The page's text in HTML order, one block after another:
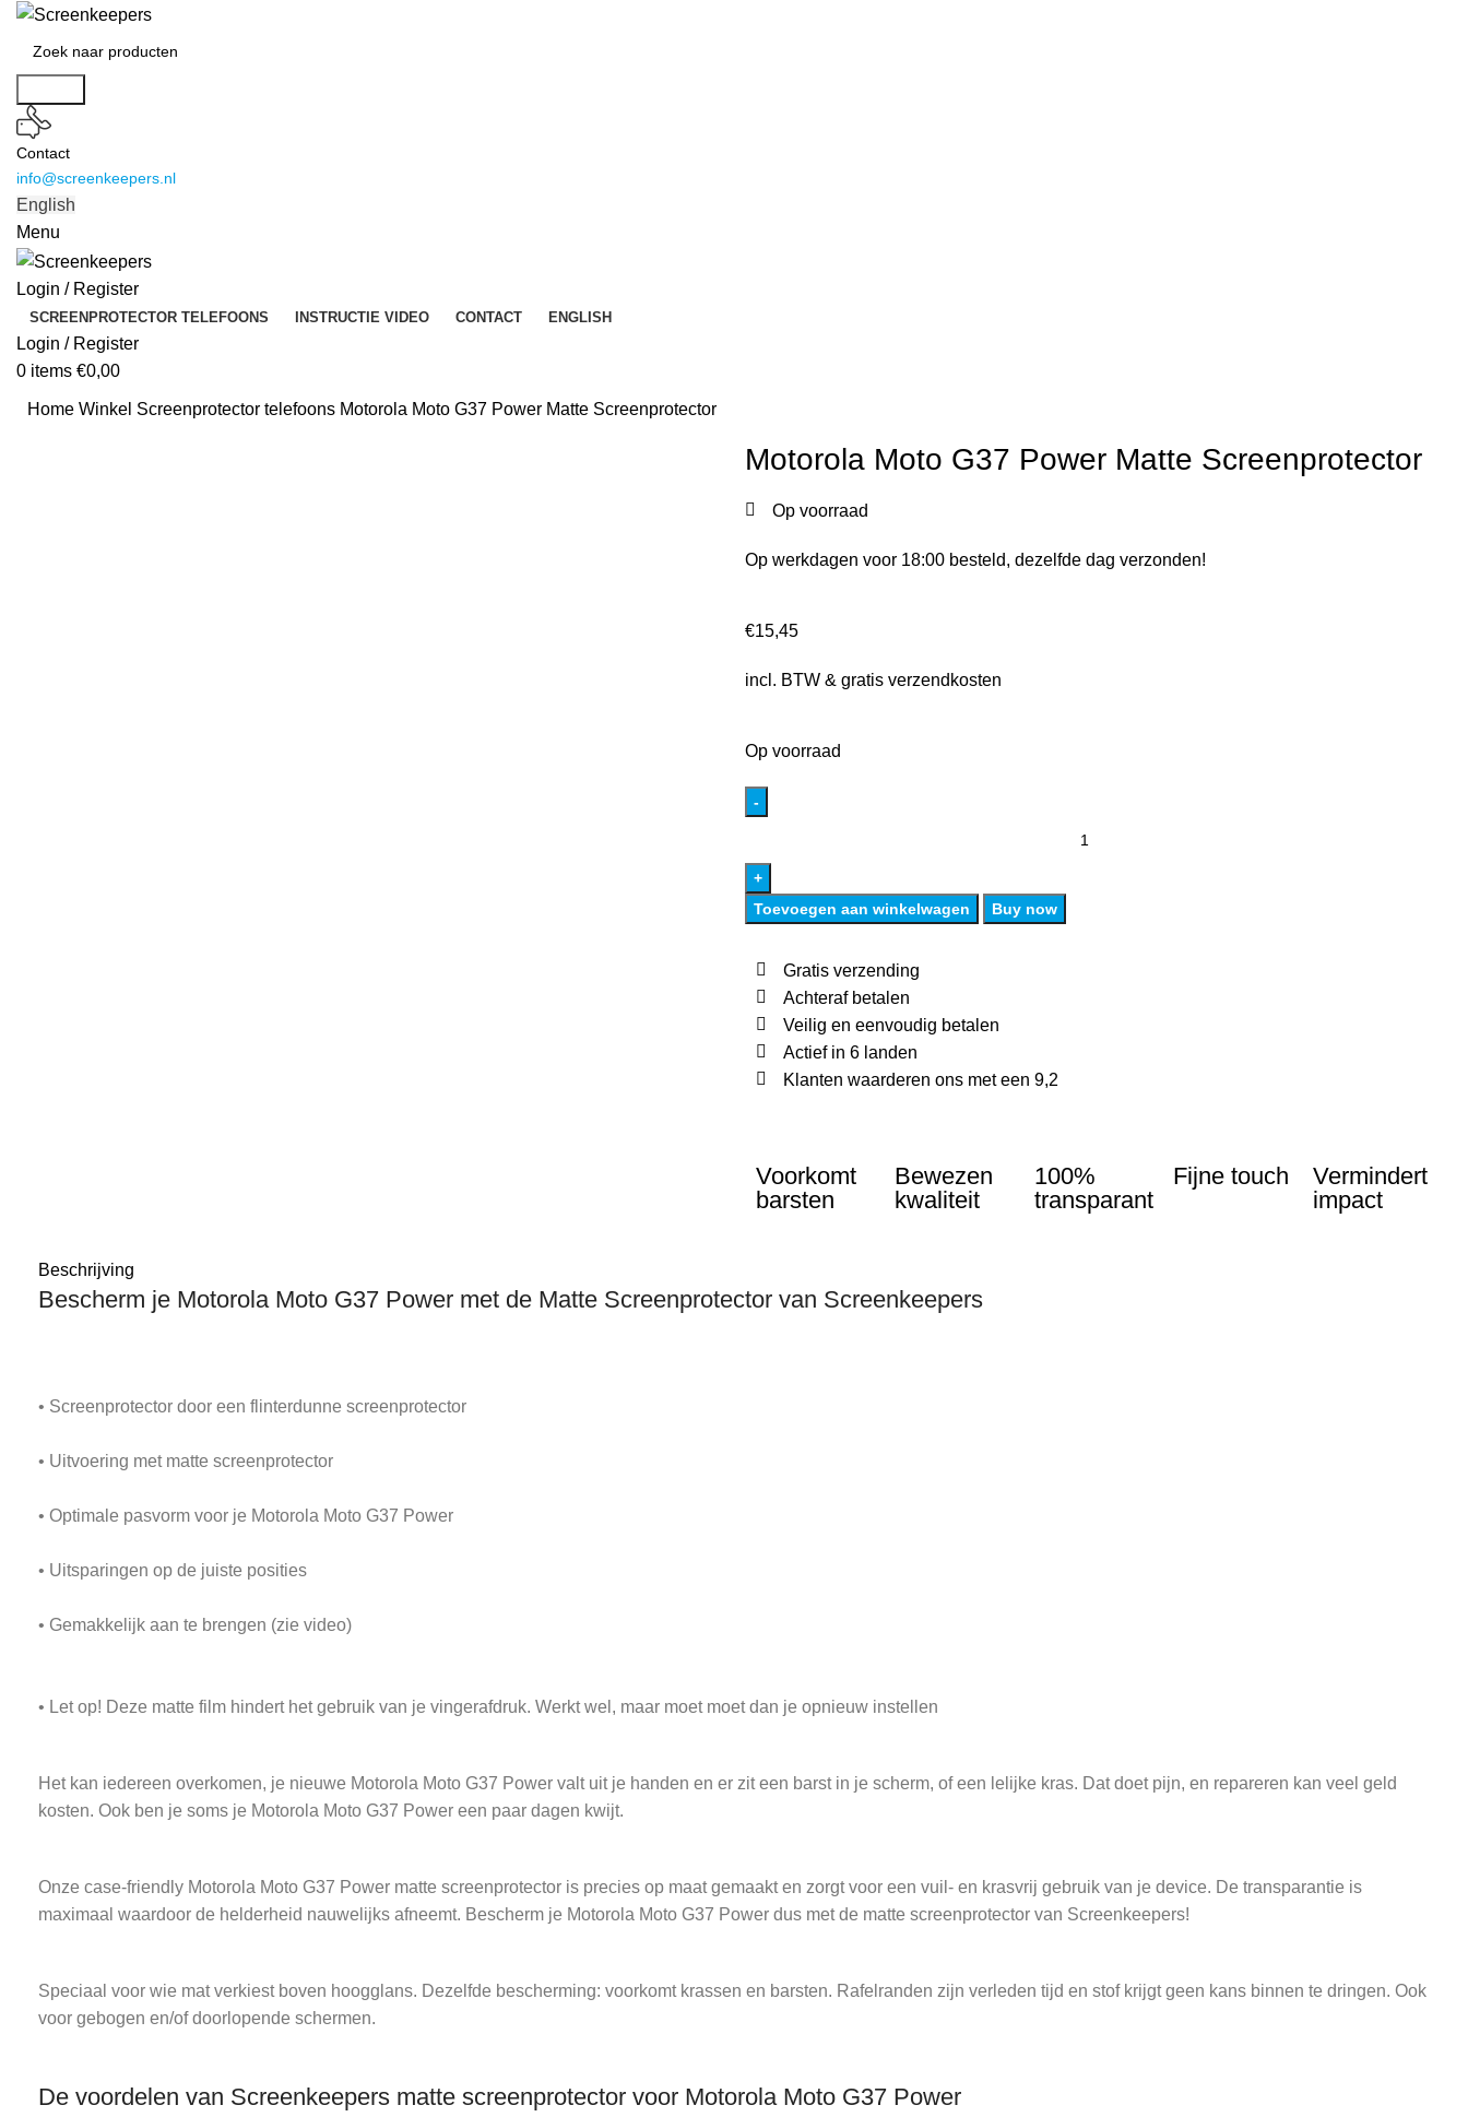
Contact
info@screenkeepers.nl
English
Menu
Login / Register
SCREENPROTECTOR TELEFOONS INSTRUCTIE VIDEO CONTACT ENGLISH
Login / Register
0 items €0,00
Home Winkel Screenprotector telefoons Motorola Moto G37 Power Matte Screenprotector
Motorola Moto G37 Power Matte Screenprotector
Op voorraad
Op werkdagen voor 18:00 besteld, dezelfde dag verzonden!
€15,45
incl. BTW & gratis verzendkosten
Op voorraad
Toevoegen aan winkelwagen Buy now
Gratis verzending
Achteraf betalen
Veilig en eenvoudig betalen
Actief in 6 landen
Klanten waarderen ons met een 9,2
Voorkomt
barsten
Bewezen
kwaliteit
100%
transparant
Fijne touch
Vermindert
impact
Beschrijving
Bescherm je Motorola Moto G37 Power met de Matte Screenprotector van Screenkeepers
• Screenprotector door een flinterdunne screenprotector
• Uitvoering met matte screenprotector
• Optimale pasvorm voor je Motorola Moto G37 Power
• Uitsparingen op de juiste posities
• Gemakkelijk aan te brengen (zie video)
• Let op! Deze matte film hindert het gebruik van je vingerafdruk. Werkt wel, maar moet moet dan je opnieuw instellen
Het kan iedereen overkomen, je nieuwe Motorola Moto G37 Power valt uit je handen en er zit een barst in je scherm, of een lelijke kras. Dat doet pijn, en repareren kan veel geld
kosten. Ook ben je soms je Motorola Moto G37 Power een paar dagen kwijt.
Onze case-friendly Motorola Moto G37 Power matte screenprotector is precies op maat gemaakt en zorgt voor een vuil- en krasvrij gebruik van je device. De transparantie is
maximaal waardoor de helderheid nauwelijks afneemt. Bescherm je Motorola Moto G37 Power dus met de matte screenprotector van Screenkeepers!
Speciaal voor wie mat verkiest boven hoogglans. Dezelfde bescherming: voorkomt krassen en barsten. Rafelranden zijn verleden tijd en stof krijgt geen kans binnen te dringen. Ook
voor gebogen en/of doorlopende schermen.
De voordelen van Screenkeepers matte screenprotector voor Motorola Moto G37 Power